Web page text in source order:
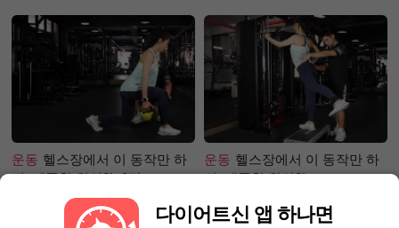
운동 헬스장에서 이 동작만 하
면, 애플힙 완성?! -2탄-
운동 헬스장에서 이 동작만 하
면, 애플힙 완성?!
다이어트신 앱 하나면